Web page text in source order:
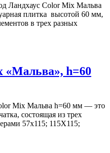
Ландхаус Color Mix Мальва
плитка высотой 60 мм,
в трех разных
«Мальва», h=60
Mix Мальва h=60 мм — это
состоящая из трех
57х115; 115Х115;